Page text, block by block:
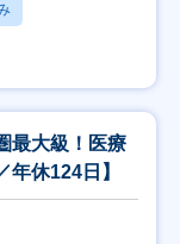
最大級！医療
休124日】